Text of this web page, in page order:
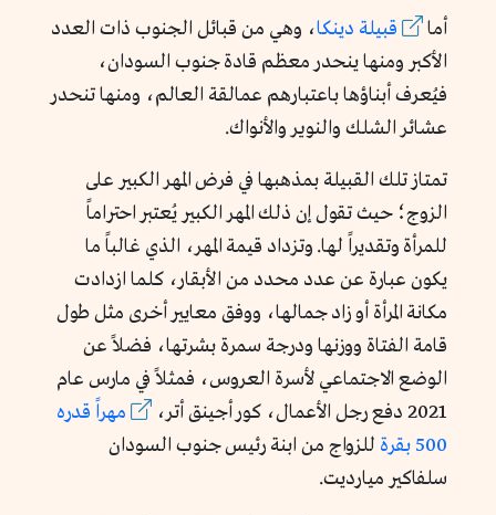
أما قبيلة دينكا، وهي من قبائل الجنوب ذات العدد
الأكبر ومنها ينحدر معظم قادة جنوب السودان،
فيُعرف أبناؤها باعتبارهم عمالقة العالم، ومنها تنحدر
عشائر الشلك والنوير والأنواك.
تمتاز تلك القبيلة بمذهبها في فرض المهر الكبير على
الزوج؛ حيث تقول إن ذلك المهر الكبير يُعتبر احتراماً
للمرأة وتقديراً لها. وتزداد قيمة المهر، الذي غالباً ما
يكون عبارة عن عدد محدد من الأبقار، كلما ازدادت
مكانة المرأة أو زاد جمالها، ووفق معايير أخرى مثل طول
قامة الفتاة ووزنها ودرجة سمرة بشرتها، فضلاً عن
الوضع الاجتماعي لأسرة العروس، فمثلاً في مارس عام
2021 دفع رجل الأعمال، كور أجينق أتر،
مهراً قدره
500 بقرة
للزواج من ابنة رئيس جنوب السودان
سلفاكير ميارديت.